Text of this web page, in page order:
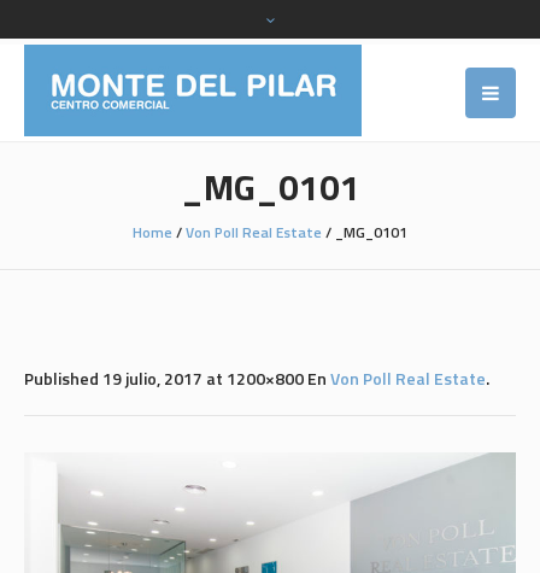
_MG_0101
Home /Von Poll Real Estate / _MG_0101
Published 19 julio, 2017 at 1200×800 EnVon Poll Real Estate.